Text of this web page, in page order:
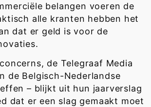
belangen voeren de
alle kranten hebben het
dat er geld is voor de
de Telegraaf Media
de Belgisch-Nederlandse
– blijkt uit hun jaarverslag
dat er een slag gemaakt moet